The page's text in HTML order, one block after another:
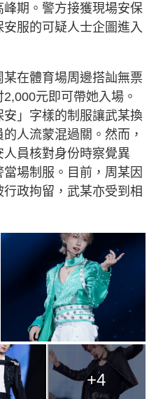
期。警方接獲現場安保
服的可疑人士企圖進入
在體育場周邊搭訕無票
元即可帶她入場。
」字樣的制服讓武某換
人流蒙混過關。然而，
員核對身份時察覺異
場制服。目前，周某因
政拘留，武某亦受到相
+4